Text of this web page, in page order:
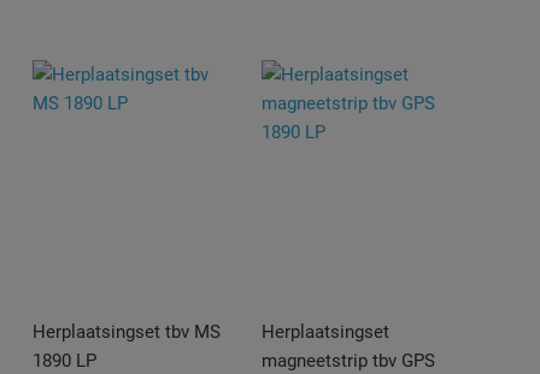
Herplaatsingset tbv MS
1890 LP
Herplaatsingset
magneetstrip tbv GPS